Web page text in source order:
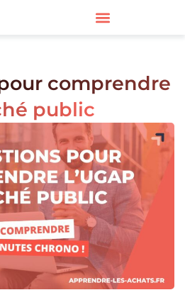
comprendre
public